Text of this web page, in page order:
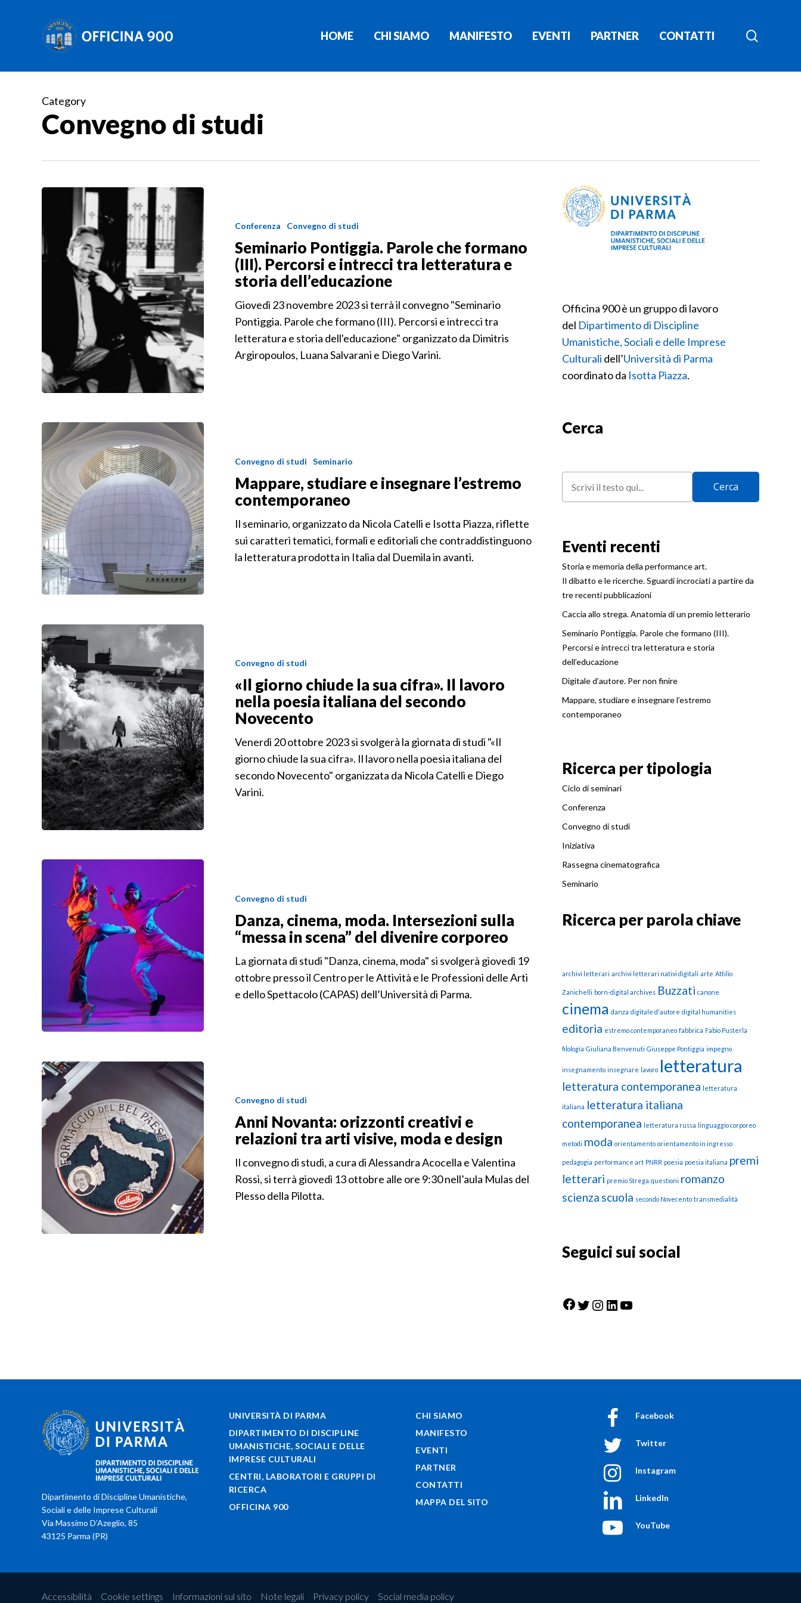
HOME CHI SIAMO MANIFESTO EVENTI PARTNER CONTATTI
Category
Convegno di studi
Conferenza Convegno di studi
Seminario Pontiggia. Parole che formano
(III). Percorsi e intrecci tra letteratura e
storia dell’educazione
Giovedì 23 novembre 2023 si terrà il convegno "Seminario
Pontiggia. Parole che formano (III). Percorsi e intrecci tra
letteratura e storia dell'educazione" organizzato da Dimitris
Argiropoulos, Luana Salvarani e Diego Varini.
Convegno di studi Seminario
Mappare, studiare e insegnare l’estremo
contemporaneo
Il seminario, organizzato da Nicola Catelli e Isotta Piazza, riflette
sui caratteri tematici, formali e editoriali che contraddistinguono
la letteratura prodotta in Italia dal Duemila in avanti.
Convegno di studi
«Il giorno chiude la sua cifra». Il lavoro
nella poesia italiana del secondo
Novecento
Venerdì 20 ottobre 2023 si svolgerà la giornata di studi "«Il
giorno chiude la sua cifra». Il lavoro nella poesia italiana del
secondo Novecento" organizzata da Nicola Catelli e Diego
Varini.
Convegno di studi
Danza, cinema, moda. Intersezioni sulla
“messa in scena” del divenire corporeo
La giornata di studi "Danza, cinema, moda" si svolgerà giovedì 19
ottobre presso il Centro per le Attività e le Professioni delle Arti
e dello Spettacolo (CAPAS) dell’Università di Parma.
Convegno di studi
Anni Novanta: orizzonti creativi e
relazioni tra arti visive, moda e design
Il convegno di studi, a cura di Alessandra Acocella e Valentina
Rossi, si terrà giovedì 13 ottobre alle ore 9:30 nell’aula Mulas del
Plesso della Pilotta.
Officina 900 è un gruppo di lavoro
del Dipartimento di Discipline
Umanistiche, Sociali e delle Imprese
Culturali dell’Università di Parma
coordinato da Isotta Piazza.
Cerca
Cerca
Eventi recenti
Storia e memoria della performance art.
Il dibatto e le ricerche. Sguardi incrociati a partire da
tre recenti pubblicazioni
Caccia allo strega. Anatomia di un premio letterario
Seminario Pontiggia. Parole che formano (III).
Percorsi e intrecci tra letteratura e storia
dell’educazione
Digitale d’autore. Per non finire
Mappare, studiare e insegnare l’estremo
contemporaneo
Ricerca per tipologia
Ciclo di seminari
Conferenza
Convegno di studi
Iniziativa
Rassegna cinematografica
Seminario
Ricerca per parola chiave
archivi letterari archivi letterari nativi digitali arte Attilio
Zanichelli born-digital archives Buzzati canone
cinema danza digitale d'autore digital humanities
editoria estremo contemporaneo fabbrica Fabio Pusterla
filologia Giuliana Benvenuti Giuseppe Pontiggia impegno
insegnamento insegnare lavoro letteratura
letteratura contemporanea letteratura
italiana letteratura italiana
contemporanea letteratura russa linguaggio corporeo
metodi moda orientamento orientamento in ingresso
pedagogia performance art PNRR poesia poesia italiana premi
letterari premio Strega questioni romanzo
scienza scuola secondo Novecento transmedialità
Seguici sui social
Facebook
TwitterInstagram
LinkedIn
Dipartimento di Discipline Umanistiche,
Sociali e delle Imprese Culturali
Via Massimo D’Azeglio, 85
43125 Parma (PR)
UNIVERSITÀ DI PARMA
DIPARTIMENTO DI DISCIPLINE
UMANISTICHE, SOCIALI E DELLE
IMPRESE CULTURALI
CENTRI, LABORATORI E GRUPPI DI
RICERCA
OFFICINA 900
CHI SIAMO
MANIFESTO
EVENTI
PARTNER
CONTATTI
MAPPA DEL SITO
Facebook
Twitter
Instagram
LinkedIn
YouTube
Accessibilità Cookie settings Informazioni sul sito Note legali Privacy policy Social media policy